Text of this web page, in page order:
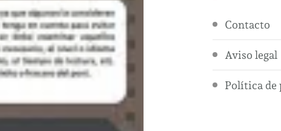
Contacto
Aviso legal
Política de